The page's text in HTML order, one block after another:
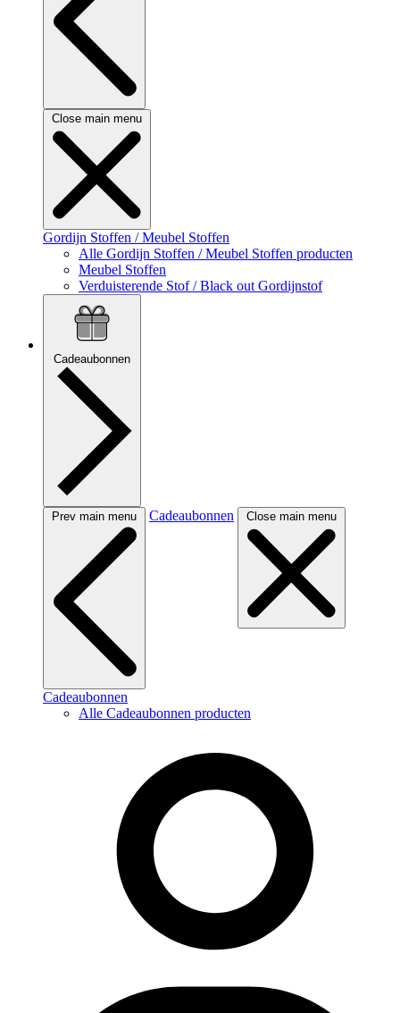
Close main menu
Gordijn Stoffen / Meubel Stoffen
Alle Gordijn Stoffen / Meubel Stoffen producten
Meubel Stoffen
Verduisterende Stof / Black out Gordijnstof
Cadeaubonnen
Prev main menu Cadeaubonnen Close main menu
Cadeaubonnen
Alle Cadeaubonnen producten